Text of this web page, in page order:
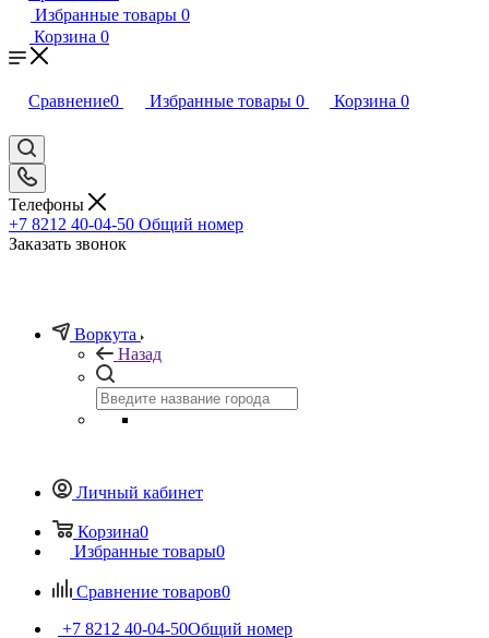
Избранные товары 0
Корзина 0
Сравнение0 Избранные товары 0 Корзина 0
Телефоны
+7 8212 40-04-50 Общий номер
Заказать звонок
Воркута
Назад
Личный кабинет
Корзина0
Избранные товары0
Сравнение товаров0
+7 8212 40-04-50Общий номер